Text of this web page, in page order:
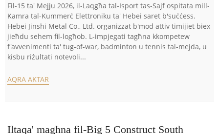
Fil-15 ta' Mejju 2026, il-Laqgħa tal-Isport tas-Sajf ospitata mill-
Kamra tal-Kummerċ Elettroniku ta' Hebei saret b'suċċess.
Hebei Jinshi Metal Co., Ltd. organizzat b'mod attiv timijiet biex
jieħdu sehem fil-logħob. L-impjegati tagħna kkompetew
f'avvenimenti ta' tug-of-war, badminton u tennis tal-mejda, u
kisbu riżultati notevoli...
AQRA AKTAR
Iltaqa' magħna fil-Big 5 Construct South